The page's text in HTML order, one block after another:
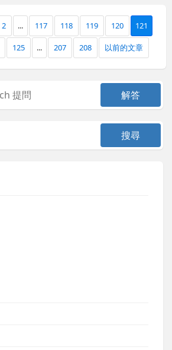
2 ... 117 118 119 120 121
125 ... 207 208 以前的文章